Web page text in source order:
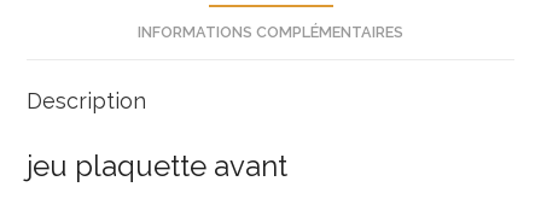
INFORMATIONS COMPLÉMENTAIRES
Description
jeu plaquette avant